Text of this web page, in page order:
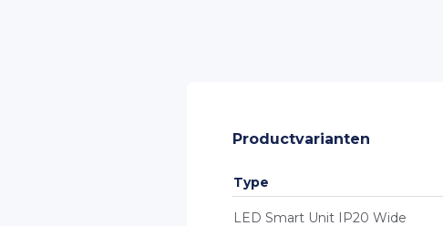
Productvarianten
Type
LED Smart Unit IP20 Wide